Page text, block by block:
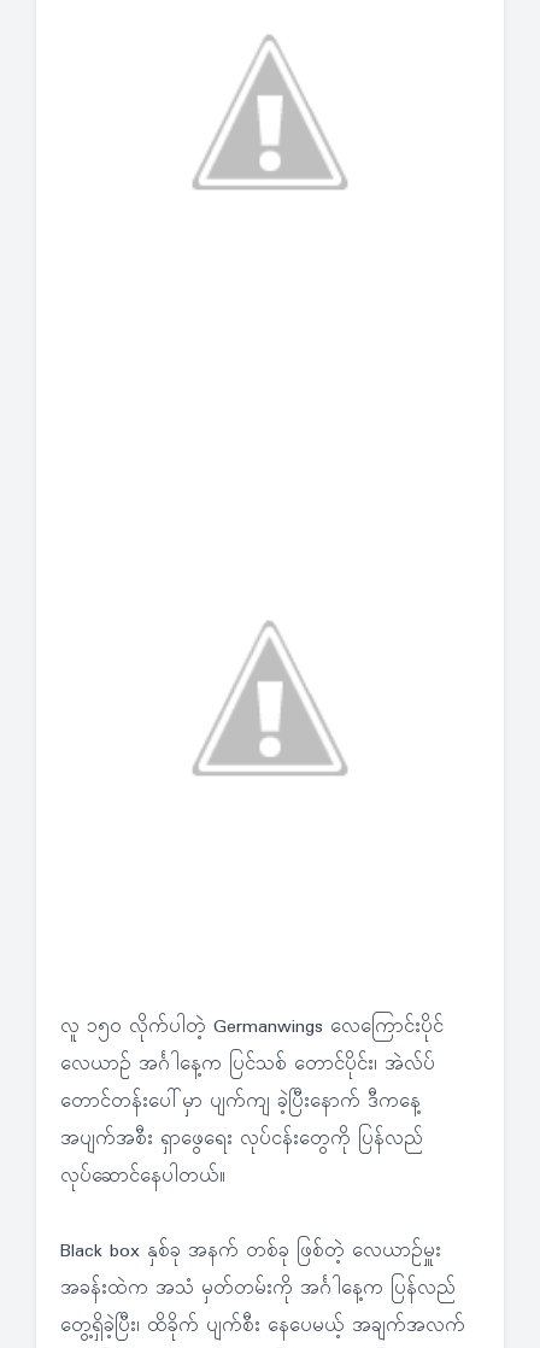
လူ ၁၅၀ လိုက်ပါတဲ့ Germanwings လေကြောင်းပိုင်
လေယာဉ် အင်္ဂါနေ့က ပြင်သစ် တောင်ပိုင်း၊ အဲလ်ပ်
တောင်တန်းပေါ်မှာ ပျက်ကျ ခဲ့ပြီးနောက် ဒီကနေ့
အပျက်အစီး ရှာဖွေရေး လုပ်ငန်းတွေကို ပြန်လည်
လုပ်ဆောင်နေပါတယ်။
Black box နှစ်ခု အနက် တစ်ခု ဖြစ်တဲ့ လေယာဉ်မှူး
အခန်းထဲက အသံ မှတ်တမ်းကို အင်္ဂါနေ့က ပြန်လည်
တွေ့ရှိခဲ့ပြီး၊ ထိခိုက် ပျက်စီး နေပေမယ့် အချက်အလက်